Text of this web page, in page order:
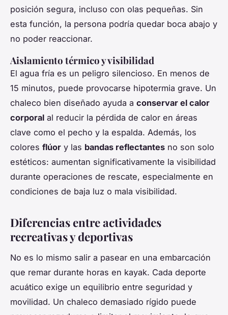
posición segura, incluso con olas pequeñas. Sin
esta función, la persona podría quedar boca abajo y
no poder reaccionar.
Aislamiento térmico y visibilidad
El agua fría es un peligro silencioso. En menos de
15 minutos, puede provocarse hipotermia grave. Un
chaleco bien diseñado ayuda a conservar el calor
corporal al reducir la pérdida de calor en áreas
clave como el pecho y la espalda. Además, los
colores flúor y las bandas reflectantes no son solo
estéticos: aumentan significativamente la visibilidad
durante operaciones de rescate, especialmente en
condiciones de baja luz o mala visibilidad.
Diferencias entre actividades
recreativas y deportivas
No es lo mismo salir a pasear en una embarcación
que remar durante horas en kayak. Cada deporte
acuático exige un equilibrio entre seguridad y
movilidad. Un chaleco demasiado rígido puede